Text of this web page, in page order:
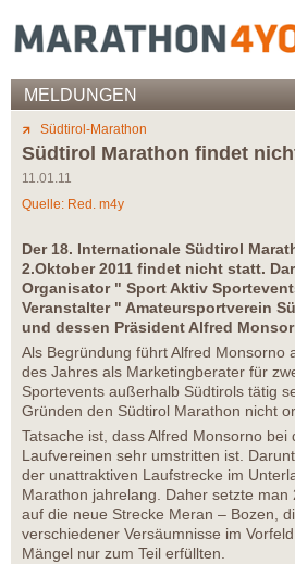
MELDUNGEN
Südtirol-Marathon
Südtirol Marathon findet
11.01.11
Quelle: Red. m4y
Der 18. Internationale Südtirol
2.Oktober 2011 findet nicht statt.
Organisator " Sport Aktiv
Veranstalter " Amateursportverein
und dessen Präsident Alfred
Als Begründung führt Alfred Monsorno
des Jahres als Marketingberater für
Sportevents außerhalb Südtirols tätig
Gründen den Südtirol Marathon nicht
Tatsache ist, dass Alfred Monsorno bei
Laufvereinen sehr umstritten ist.
der unattraktiven Laufstrecke im
Marathon jahrelang. Daher setzte
auf die neue Strecke Meran – Bozen,
verschiedener Versäumnisse im
Mängel nur zum Teil erfüllten.